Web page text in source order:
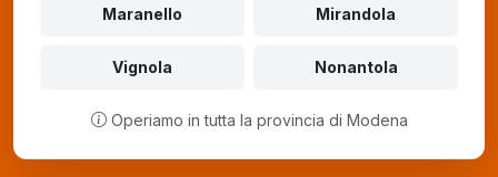
Maranello Mirandola
Vignola Nonantola
Operiamo in tutta la provincia di Modena